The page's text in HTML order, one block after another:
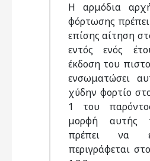
Η αρμόδια
φόρτωσης
επίσης αίτηση
εντός ενός
έκδοση του
ενσωματώσει
χύδην φορτίο
1 του
μορφή αυτής
πρέπει να
περιγράφεται